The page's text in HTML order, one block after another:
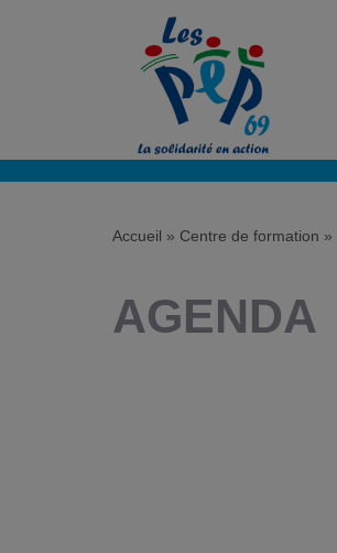
Accueil » Centre de formation »
AGENDA